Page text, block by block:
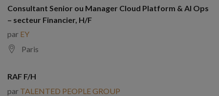
Consultant Senior ou Manager Cloud Platform & AI Ops
– secteur Financier, H/F
par EY
Paris
RAF F/H
par TALENTED PEOPLE GROUP